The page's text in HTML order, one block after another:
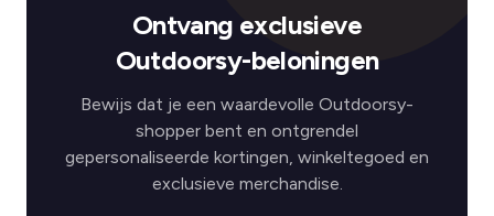
Ontvang exclusieve
Outdoorsy-beloningen
Bewijs dat je een waardevolle Outdoorsy-
shopper bent en ontgrendel
gepersonaliseerde kortingen, winkeltegoed en
exclusieve merchandise.